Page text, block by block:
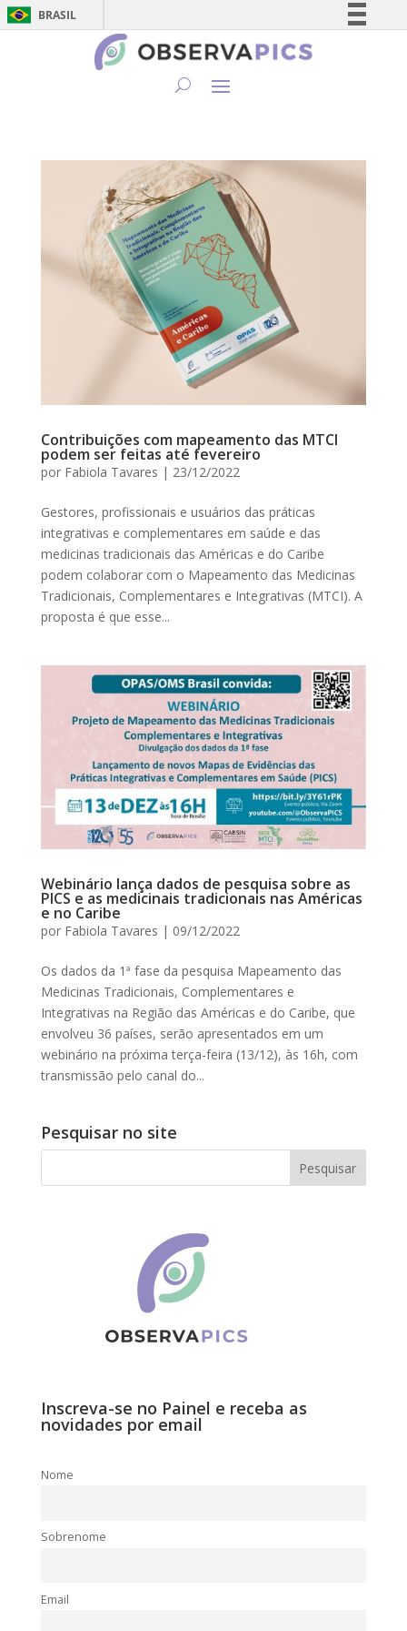
BRASIL
Simplifique!
Contribuições com mapeamento das MTCI
podem ser feitas até fevereiro
por Fabiola Tavares | 23/12/2022
Gestores, profissionais e usuários das práticas
integrativas e complementares em saúde e das
medicinas tradicionais das Américas e do Caribe
podem colaborar com o Mapeamento das Medicinas
Tradicionais, Complementares e Integrativas (MTCI). A
proposta é que esse...
Webinário lança dados de pesquisa sobre as
PICS e as medicinais tradicionais nas Américas
e no Caribe
por Fabiola Tavares | 09/12/2022
Os dados da 1ª fase da pesquisa Mapeamento das
Medicinas Tradicionais, Complementares e
Integrativas na Região das Américas e do Caribe, que
envolveu 36 países, serão apresentados em um
webinário na próxima terça-feira (13/12), às 16h, com
transmissão pelo canal do...
Pesquisar no site
Inscreva-se no Painel e receba as
novidades por email
Nome
Sobrenome
Email